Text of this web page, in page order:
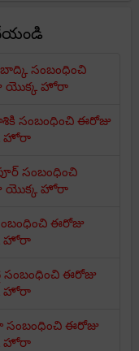
సంబంధించి
యొక్క హోరా
సంబంధించి ఈరోజు
హోరా
సంబంధించి
యొక్క హోరా
ఈరోజు
హోరా
సంబంధించి ఈరోజు
హోరా
సంబంధించి ఈరోజు
హోరా